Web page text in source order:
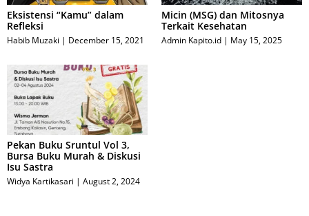
Eksistensi “Kamu” dalam
Refleksi
Habib Muzaki December 15, 2021
Micin (MSG) dan Mitosnya
Terkait Kesehatan
Admin Kapito.id May 15, 2025
Pekan Buku Sruntul Vol 3,
Bursa Buku Murah & Diskusi
Isu Sastra
Widya Kartikasari August 2, 2024